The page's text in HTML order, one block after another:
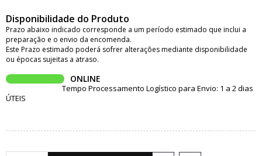
Disponibilidade do Produto
Prazo abaixo indicado corresponde a um período estimado que inclui a
preparação e o envio da encomenda.
Este Prazo estimado poderá sofrer alterações mediante disponibilidade
ou épocas sujeitas a atraso.
ONLINE
Tempo Processamento Logístico para Envio: 1 a 2 dias
ÚTEIS